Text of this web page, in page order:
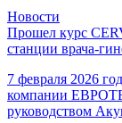
Новости
Прошел курс
станции врача-
7 февраля 2026
компании
руководством